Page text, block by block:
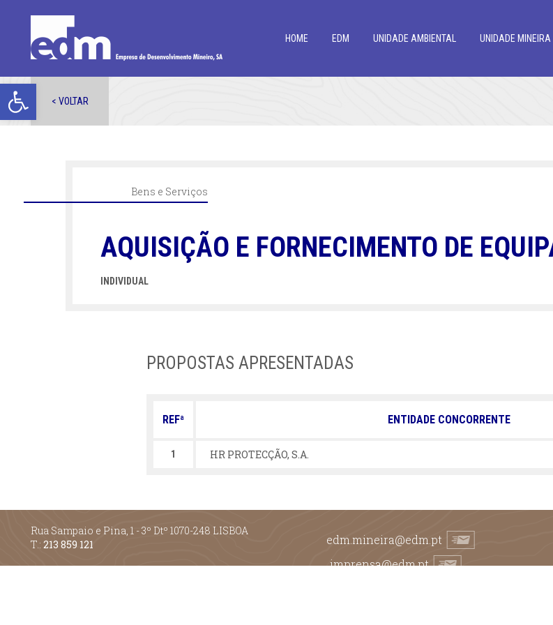
Open toolbar
HOME EDM UNIDADE AMBIENTAL UNIDADE MINEIRA
< VOLTAR
Bens e Serviços
AQUISIÇÃO E FORNECIMENTO DE
INDIVIDUAL
PROPOSTAS APRESENTADAS
REFª ENTIDADE CONCORRENTE
1 HR PROTECÇÃO, S.A.
Rua Sampaio e Pina, 1 - 3º Dtº 1070-248 LISBOA
T.: 213 859 121
edm.mineira@edm.pt
imprensa@edm.pt